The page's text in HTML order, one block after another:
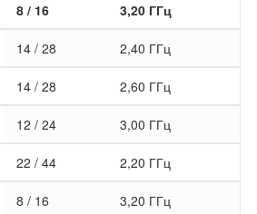
8 / 16 3,20 ГГц
14 / 28 2,40 ГГц
14 / 28 2,60 ГГц
12 / 24 3,00 ГГц
22 / 44 2,20 ГГц
8 / 16 3,20 ГГц